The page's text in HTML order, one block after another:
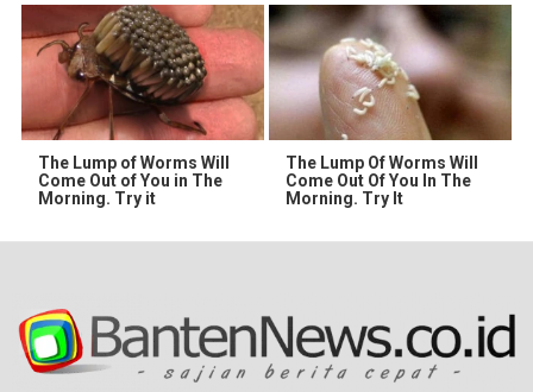
The Lump of Worms Will
Come Out of You in The
Morning. Try it
The Lump Of Worms Will
Come Out Of You In The
Morning. Try It